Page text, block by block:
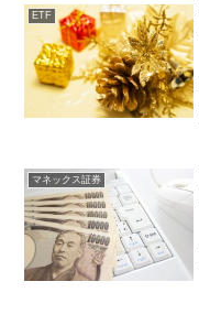
ETF
マネックス証券